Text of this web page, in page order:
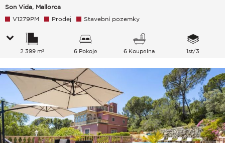
Son Vida, Mallorca
V1279PM Prodej Stavební pozemky
2 399 m² 6 Pokoje 6 Koupelna 1st/3